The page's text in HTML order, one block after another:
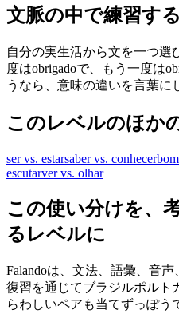
文脈の中で練習する
自分の実生活から文を一つ選
度はobrigadoで、もう一度は
うなら、意味の違いを言葉に
このレベルのほか
ser vs. estarsaber vs. conhecer
escutarver vs. olhar
この使い分けを、
るレベルに
Falandoは、文法、語彙、音
復習を通じてブラジルポルト
らわしいペアも当てずっぽう